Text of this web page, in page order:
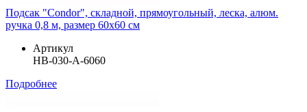
Подсак "Condor", складной, прямоугольный, леска, алюм.
ручка 0,8 м, размер 60х60 см
Артикул
HB-030-A-6060
Подробнее